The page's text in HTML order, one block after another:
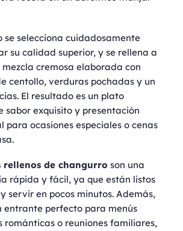
se selecciona cuidadosamente
su calidad superior, y se rellena a
cremosa elaborada con
centollo, verduras pochadas y un
El resultado es un plato
sabor exquisito y presentación
para ocasiones especiales o cenas
rellenos de changurro son una
rápida y fácil, ya que están listos
servir en pocos minutos. Además,
entrante perfecto para menús
románticas o reuniones familiares,